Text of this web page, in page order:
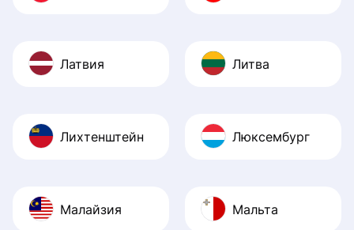
Латвия Литва
Лихтенштейн Люксембург
Малайзия Мальта